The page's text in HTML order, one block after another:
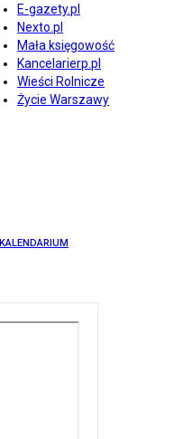
E-gazety.pl
Nexto.pl
Mała księgowość
Kancelarierp.pl
Wieści Rolnicze
Życie Warszawy
KALENDARIUM